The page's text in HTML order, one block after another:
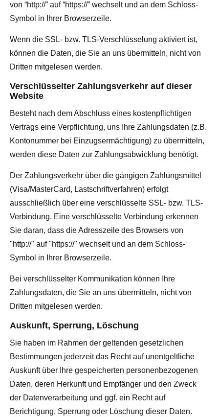
von “http://” auf “https://” wechselt und an dem Schloss-
Symbol in Ihrer Browserzeile.
Wenn die SSL- bzw. TLS-Verschlüsselung aktiviert ist,
können die Daten, die Sie an uns übermitteln, nicht von
Dritten mitgelesen werden.
Verschlüsselter Zahlungsverkehr auf dieser
Website
Besteht nach dem Abschluss eines kostenpflichtigen
Vertrags eine Verpflichtung, uns Ihre Zahlungsdaten (z.B.
Kontonummer bei Einzugsermächtigung) zu übermitteln,
werden diese Daten zur Zahlungsabwicklung benötigt.
Der Zahlungsverkehr über die gängigen Zahlungsmittel
(Visa/MasterCard, Lastschriftverfahren) erfolgt
ausschließlich über eine verschlüsselte SSL- bzw. TLS-
Verbindung. Eine verschlüsselte Verbindung erkennen
Sie daran, dass die Adresszeile des Browsers von
"http://" auf "https://" wechselt und an dem Schloss-
Symbol in Ihrer Browserzeile.
Bei verschlüsselter Kommunikation können Ihre
Zahlungsdaten, die Sie an uns übermitteln, nicht von
Dritten mitgelesen werden.
Auskunft, Sperrung, Löschung
Sie haben im Rahmen der geltenden gesetzlichen
Bestimmungen jederzeit das Recht auf unentgeltliche
Auskunft über Ihre gespeicherten personenbezogenen
Daten, deren Herkunft und Empfänger und den Zweck
der Datenverarbeitung und ggf. ein Recht auf
Berichtigung, Sperrung oder Löschung dieser Daten.